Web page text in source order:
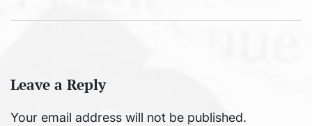
Leave a Reply
Your email address will not be published.